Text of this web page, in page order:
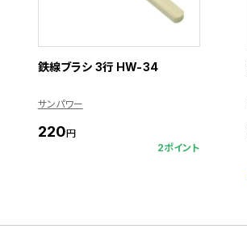
鉄線ブラシ 3行 HW-34
サンパワー
220円
2ポイント